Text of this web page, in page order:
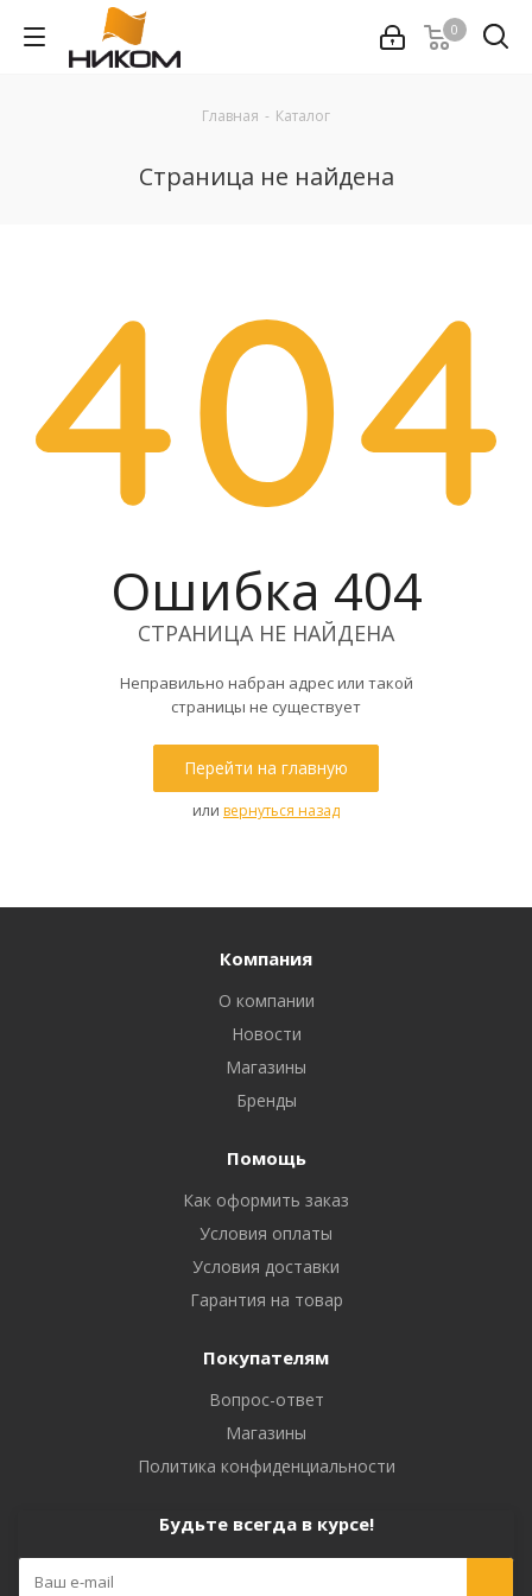
0
Главная - Каталог
Страница не найдена
Ошибка 404
СТРАНИЦА НЕ НАЙДЕНА
Неправильно набран адрес или такой
страницы не существует
Перейти на главную
или вернуться назад
Компания
О компании
Новости
Магазины
Бренды
Помощь
Как оформить заказ
Условия оплаты
Условия доставки
Гарантия на товар
Покупателям
Вопрос-ответ
Магазины
Политика конфиденциальности
Будьте всегда в курсе!